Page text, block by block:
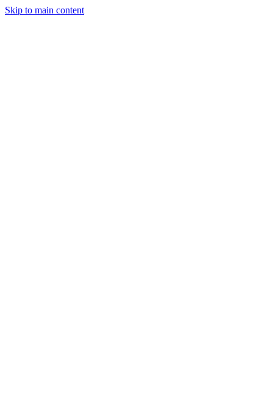
Skip to main content